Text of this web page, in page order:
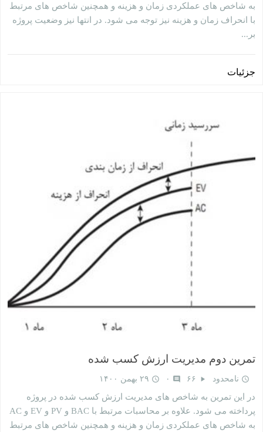
به شاخص های عملکردی زمان و هزینه و همچنین شاخص های مرتبط
با انحراف زمان و هزینه نیز توجه می شود. در انتها نیز وضعیت پروژه
بر...
جزئیات
تمرین دوم مدیریت ارزش کسب‌ شده
query_builder نامحدود play_arrow ۶۶ comment ۰ query_builder ۲۹ بهمن ۱۴۰۰
در این تمرین به شاخص های مدیریت ارزش کسب شده در پروژه
پرداخته می شود. علاوه بر محاسبات مرتبط با BAC و PV و EV و AC
به شاخص های عملکردی زمان و هزینه و همچنین شاخص های مرتبط